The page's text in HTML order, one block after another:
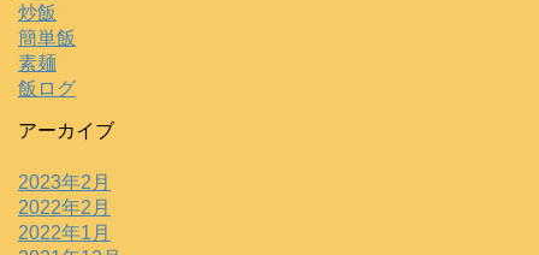
炒飯
簡単飯
素麺
飯ログ
アーカイブ
2023年2月
2022年2月
2022年1月